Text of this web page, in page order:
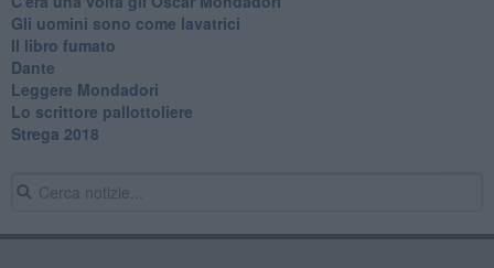
Gli uomini sono come lavatrici
Il libro fumato
Dante
Leggere Mondadori
Lo scrittore pallottoliere
Strega 2018